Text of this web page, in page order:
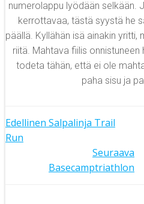
numerolappu lyödään selkään.
kerrottavaa, tästä syystä he
päällä. Kyllähän isä ainakin yritti,
riitä. Mahtava fiilis
todeta tähän, että ei ole
paha sisu ja
Artikkelien
selaus
Edellinen Salpalinja Trail
Run
Artikkelien
Seuraava
Basecamptriathlon